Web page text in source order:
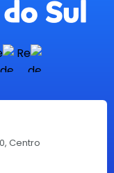
Centro